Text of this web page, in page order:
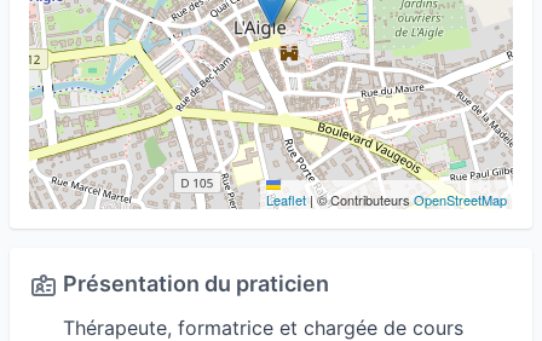
Leaflet|© ContributeursOpenStreetMap
Présentation du praticien
Thérapeute, formatrice et chargée de cours